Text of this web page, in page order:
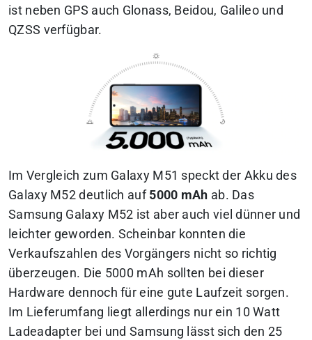
ist neben GPS auch Glonass, Beidou, Galileo und
QZSS verfügbar.
Im Vergleich zum Galaxy M51 speckt der Akku des
Galaxy M52 deutlich auf 5000 mAh ab. Das
Samsung Galaxy M52 ist aber auch viel dünner und
leichter geworden. Scheinbar konnten die
Verkaufszahlen des Vorgängers nicht so richtig
überzeugen. Die 5000 mAh sollten bei dieser
Hardware dennoch für eine gute Laufzeit sorgen.
Im Lieferumfang liegt allerdings nur ein 10 Watt
Ladeadapter bei und Samsung lässt sich den 25